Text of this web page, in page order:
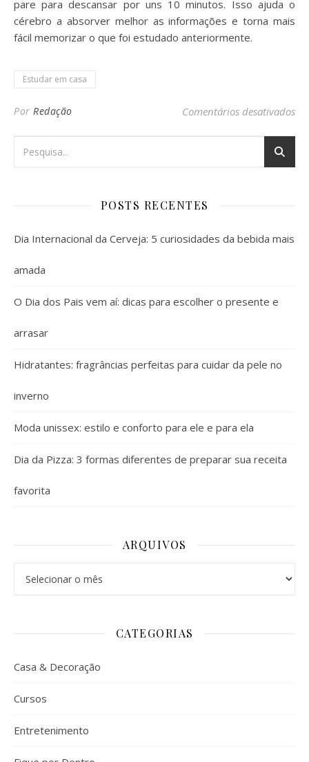
pare para descansar por uns 10 minutos. Isso ajuda o
cérebro a absorver melhor as informações e torna mais
fácil memorizar o que foi estudado anteriormente.
Estudar em casa
Por Redação Comentários desativados
POSTS RECENTES
Dia Internacional da Cerveja: 5 curiosidades da bebida mais
amada
O Dia dos Pais vem aí: dicas para escolher o presente e
arrasar
Hidratantes: fragrâncias perfeitas para cuidar da pele no
inverno
Moda unissex: estilo e conforto para ele e para ela
Dia da Pizza: 3 formas diferentes de preparar sua receita
favorita
ARQUIVOS
CATEGORIAS
Casa & Decoração
Cursos
Entretenimento